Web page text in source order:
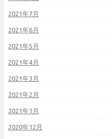
2021年7月
2021年6月
2021年5月
2021年4月
2021年3月
2021年2月
2021年1月
2020年12月